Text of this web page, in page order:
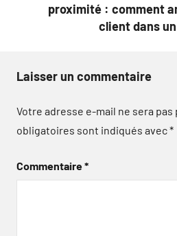
proximité : comment
client dans
Laisser un commentaire
Votre adresse e-mail ne sera pas
obligatoires sont indiqués avec*
Commentaire*